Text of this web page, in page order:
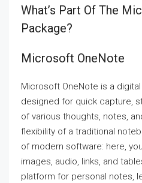
What’s Part Of The
Package?
Microsoft OneNote
Microsoft OneNote is a
designed for quick capture,
of various thoughts, notes,
flexibility of a traditional
of modern software: here,
images, audio, links, and
platform for personal notes,